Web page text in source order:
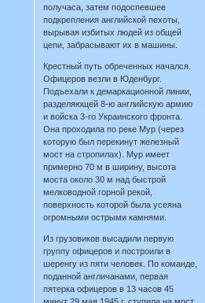
получаса, затем подоспевшее
подкрепления английской пехоты,
вырывая избитых людей из общей
цепи, забрасывают их в машины.
Крестный путь обреченных начался.
Офицеров везли в Юденбург.
Подъехали к демаркационной линии,
разделяющей 8-ю английскую армию
и войска 3-го Украинского фронта.
Она проходила по реке Мур (через
которую был перекинут железный
мост на стропилах). Мур имеет
примерно 70 м в ширину, высота
моста около 30 м над быстрой
мелководной горной рекой,
поверхность которой была усеяна
огромными острыми камнями.
Из грузовиков высадили первую
группу офицеров и построили в
шеренгу из пяти человек. По команде,
поданной англичанами, первая
пятерка офицеров в 13 часов 45